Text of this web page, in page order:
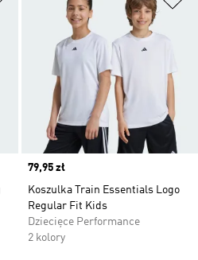
Price
79,95 zł
Koszulka Train Essentials Logo
Regular Fit Kids
Dziecięce Performance
2 kolory